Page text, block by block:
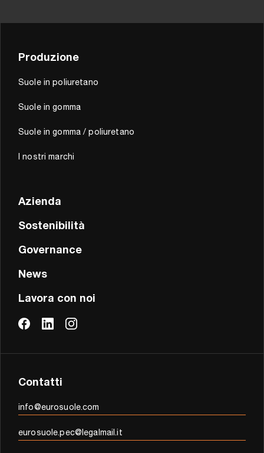
Produzione
Suole in poliuretano
Suole in gomma
Suole in gomma / poliuretano
I nostri marchi
Azienda
Sostenibilità
Governance
News
Lavora con noi
Contatti
info@eurosuole.com
eurosuole.pec@legalmail.it